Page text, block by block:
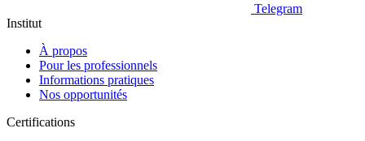
Telegram
Institut
À propos
Pour les professionnels
Informations pratiques
Nos opportunités
Certifications